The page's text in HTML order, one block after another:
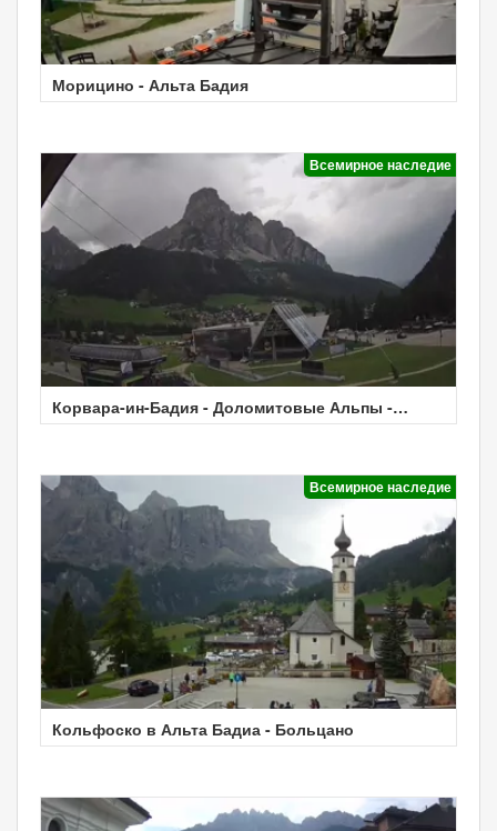
Морицино - Альта Бадия
Всемирное наследие
Корвара-ин-Бадия - Доломитовые Альпы -
Погода
Всемирное наследие
Кольфоско в Альта Бадиа - Больцано